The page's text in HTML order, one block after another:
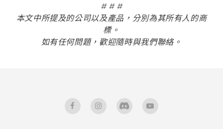
# # #
本文中所提及的公司以及產品，分別為其所有人的商
標。
如有任何問題，歡迎隨時與我們聯絡。